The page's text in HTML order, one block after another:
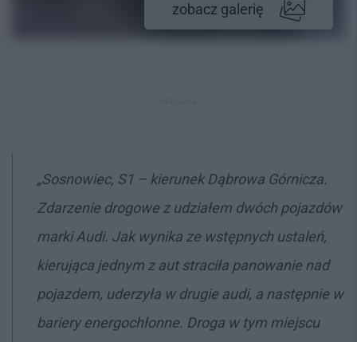
zobacz galerię
„Sosnowiec, S1 – kierunek Dąbrowa Górnicza.
Zdarzenie drogowe z udziałem dwóch pojazdów
marki Audi. Jak wynika ze wstępnych ustaleń,
kierująca jednym z aut straciła panowanie nad
pojazdem, uderzyła w drugie audi, a następnie w
bariery energochłonne. Droga w tym miejscu